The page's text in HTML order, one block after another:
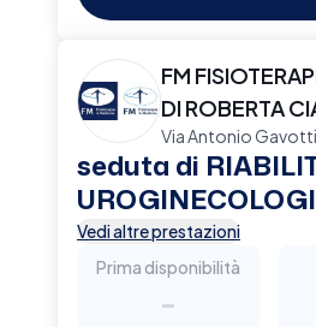
FM
DI ROBERTA
Via Antonio
seduta di
Vedi altre prestazioni
Prima disponibilità
-